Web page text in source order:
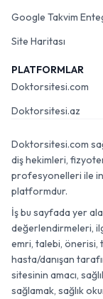
Google Takvim
Site Haritası
PLATFORMLAR
Doktorsitesi.com
Doktorsitesi.az
Doktorsitesi.com
diş hekimleri,
profesyonelleri ile
platformdur.
İş bu sayfada yer
değerlendirmeleri,
emri, talebi, önerisi,
hasta/danışan
sitesinin amacı,
sağlamak, sağlık